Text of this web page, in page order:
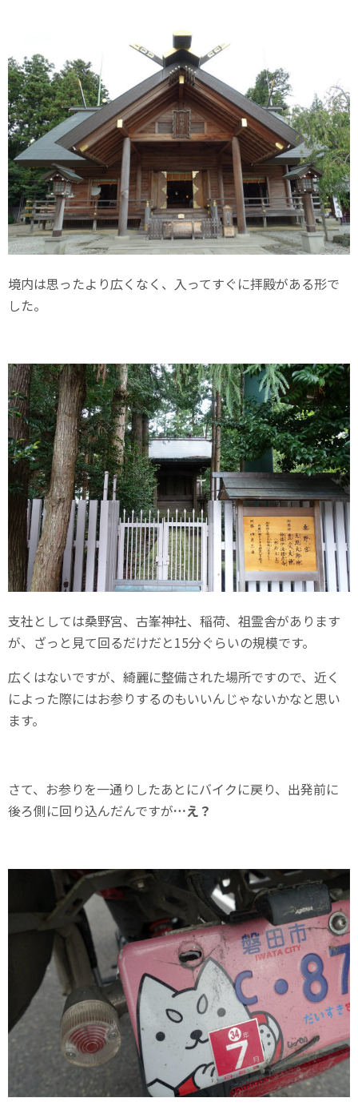
境内は思ったより広くなく、入ってすぐに拝殿がある形で
した。
支社としては桑野宮、古峯神社、稲荷、祖霊舎があります
が、ざっと見て回るだけだと15分ぐらいの規模です。
広くはないですが、綺麗に整備された場所ですので、近く
によった際にはお参りするのもいいんじゃないかなと思い
ます。
さて、お参りを一通りしたあとにバイクに戻り、出発前に
後ろ側に回り込んだんですが…え？